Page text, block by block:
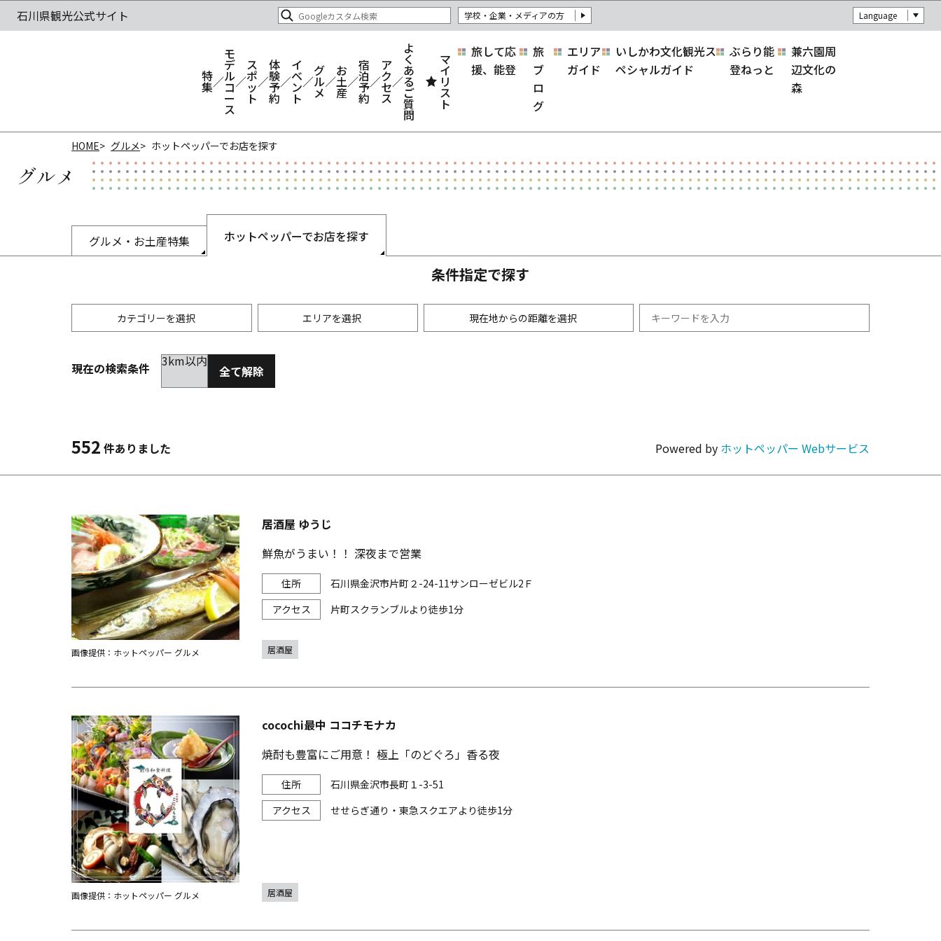
学校・企業・メディアの方 Language
特
集
モ
デ
ル
コ
ー
ス
ス
ポ
ッ
ト
体
験
予
約
イ
ベ
ン
ト
グ
ル
メ
お
土
産
宿
泊
予
約
ア
ク
セ
ス
よ
く
あ
る
ご
質
問
マ
イ
リ
ス
ト
旅して応
援、能登
旅
ブ
ロ
グ
エリア
ガイド
いしかわ文化観光ス
ペシャルガイド
ぶらり能
登ねっと
兼六園周
辺文化の
森
HOME グルメ ホットペッパーでお店を探す
グルメ
グルメ・お土産特集 ホットペッパーでお店を探す
条件指定で探す
カテゴリーを選択 エリアを選択 現在地からの距離を選択
居酒屋
韓国料理 カラオケ・パーティ
その他グルメ
金沢(片町･香林坊･にし茶屋周辺)
金沢市他・野々市・白山・内灘
未選択
現在の検索条件 3km以内
全て解除
552 件ありました Powered by ホットペッパー Webサービス
居酒屋 ゆうじ
鮮魚がうまい！！ 深夜まで営業
石川県金沢市片町２-24-11サンローゼビル2Ｆ
片町スクランブルより徒歩1分
画像提供：ホットペッパー グルメ 居酒屋
cocochi最中 ココチモナカ
焼酎も豊富にご用意！ 極上「のどぐろ」香る夜
石川県金沢市長町１-3-51
せせらぎ通り・東急スクエアより徒歩1分
画像提供：ホットペッパー グルメ 居酒屋